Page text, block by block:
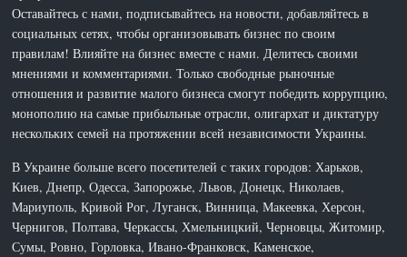
Оставайтесь с нами, подписывайтесь на новости, добавляйтесь в
социальных сетях, чтобы организовывать бизнес по своим
правилам! Влияйте на бизнес вместе с нами. Делитесь своими
мнениями и комментариями. Только свободные рыночные
отношения и развитие малого бизнеса смогут победить коррупцию,
монополию на самые прибыльные отрасли, олигархат и диктатуру
нескольких семей на протяжении всей независимости Украины.
В Украине больше всего посетителей с таких городов: Харьков,
Киев, Днепр, Одесса, Запорожье, Львов, Донецк, Николаев,
Мариуполь, Кривой Рог, Луганск, Винница, Макеевка, Херсон,
Чернигов, Полтава, Черкассы, Хмельницкий, Черновцы, Житомир,
Сумы, Ровно, Горловка, Ивано-Франковск, Каменское,